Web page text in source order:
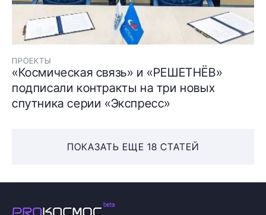
ПРОЕКТЫ
«Космическая связь» и «РЕШЕТНЁВ»
подписали контракты на три новых
спутника серии «Экспресс»
ПОКАЗАТЬ ЕЩЕ 18 СТАТЕЙ